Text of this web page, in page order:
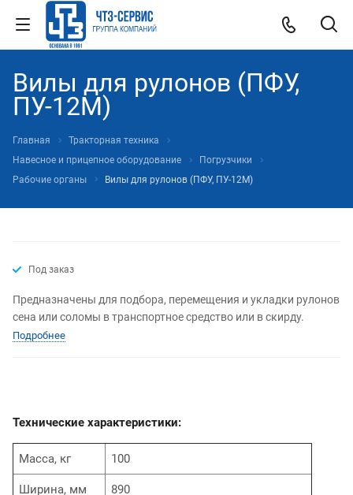
Вилы для рулонов (ПФУ,
ПУ-12М)
Главная
Тракторная техника
Навесное и прицепное оборудование
Погрузчики
Рабочие органы
Вилы для рулонов (ПФУ, ПУ-12М)
Под заказ
Предназначены для подбора, перемещения и укладки рулонов
сена или соломы в транспортное средство или в скирду.
Подробнее
Технические характеристики:
Масса, кг 100
Ширина, мм 890